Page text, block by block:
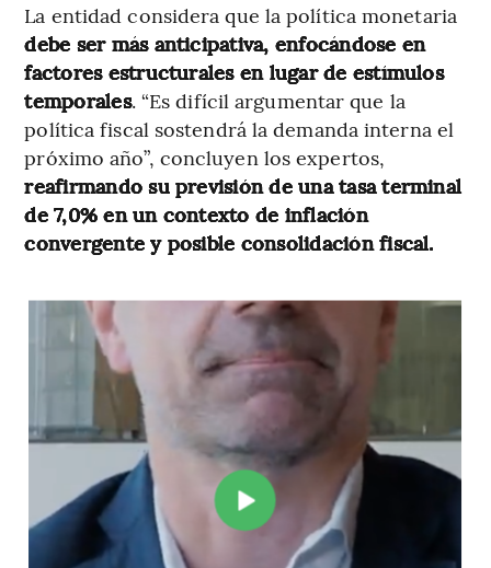
La entidad considera que la política monetaria
debe ser más anticipativa, enfocándose en
factores estructurales en lugar de estímulos
temporales. “Es difícil argumentar que la
política fiscal sostendrá la demanda interna el
próximo año”, concluyen los expertos,
reafirmando su previsión de una tasa terminal
de 7,0% en un contexto de inflación
convergente y posible consolidación fiscal.